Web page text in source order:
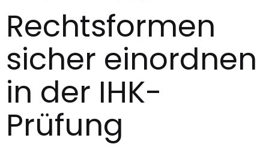
Rechtsformen
sicher einordnen
in der IHK-
Prüfung